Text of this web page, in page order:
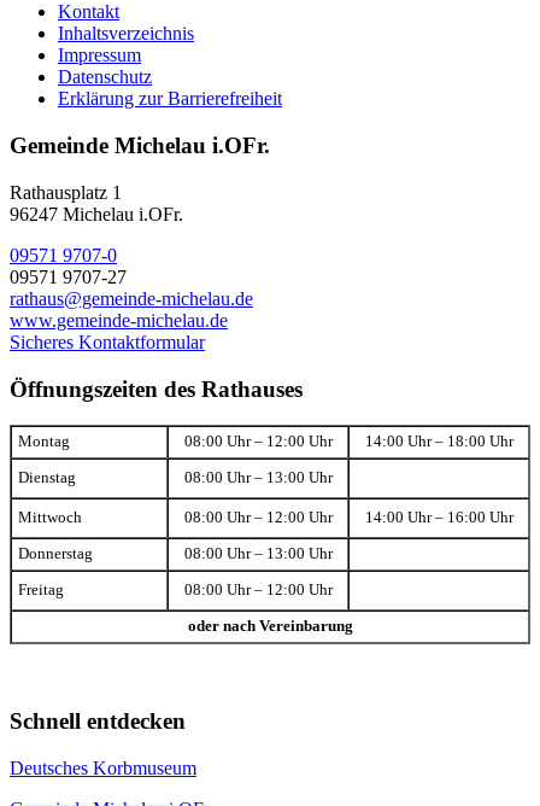
Kontakt
Inhaltsverzeichnis
Impressum
Datenschutz
Erklärung zur Barrierefreiheit
Gemeinde Michelau i.OFr.
Rathausplatz 1
96247 Michelau i.OFr.
09571 9707-0
09571 9707-27
rathaus@gemeinde-michelau.de
www.gemeinde-michelau.de
Sicheres Kontaktformular
Öffnungszeiten des Rathauses
Montag 08:00 Uhr – 12:00 Uhr 14:00 Uhr – 18:00 Uhr
Dienstag 08:00 Uhr – 13:00 Uhr
Mittwoch 08:00 Uhr – 12:00 Uhr 14:00 Uhr – 16:00 Uhr
Donnerstag 08:00 Uhr – 13:00 Uhr
Freitag 08:00 Uhr – 12:00 Uhr
oder nach Vereinbarung
Schnell entdecken
Deutsches Korbmuseum